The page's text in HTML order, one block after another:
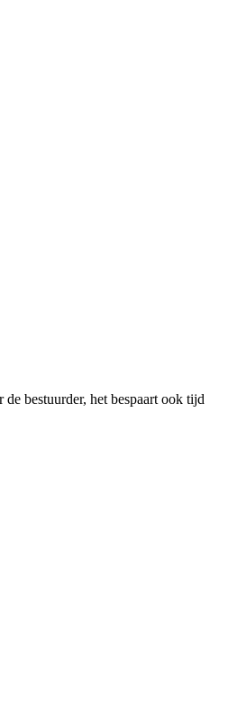
bestuurder, het bespaart ook tijd